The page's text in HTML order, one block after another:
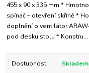
455 x 90 x 335 mm *
spínač – otevření skříně *
doplnění o ventilátor
pod desku stolu * Konstru...
Dostupnost